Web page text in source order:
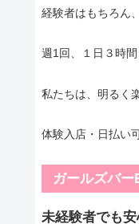
経験者はもちろん
週1回、１日３時
私たちは、明るく
体験入店・日払い
ガールズバー
未経験者でも